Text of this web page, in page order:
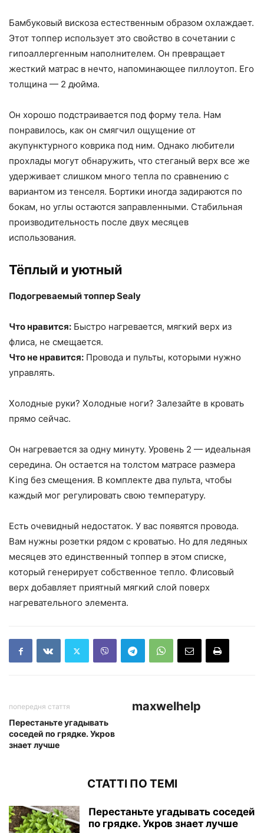
Бамбуковый вискоза естественным образом охлаждает.
Этот топпер использует это свойство в сочетании с
гипоаллергенным наполнителем. Он превращает
жесткий матрас в нечто, напоминающее пиллоутоп. Его
толщина — 2 дюйма.
Он хорошо подстраивается под форму тела. Нам
понравилось, как он смягчил ощущение от
акупунктурного коврика под ним. Однако любители
прохлады могут обнаружить, что стеганый верх все же
удерживает слишком много тепла по сравнению с
вариантом из тенселя. Бортики иногда задираются по
бокам, но углы остаются заправленными. Стабильная
производительность после двух месяцев
использования.
Тёплый и уютный
Подогреваемый топпер Sealy
Что нравится: Быстро нагревается, мягкий верх из
флиса, не смещается.
Что не нравится: Провода и пульты, которыми нужно
управлять.
Холодные руки? Холодные ноги? Залезайте в кровать
прямо сейчас.
Он нагревается за одну минуту. Уровень 2 — идеальная
середина. Он остается на толстом матрасе размера
King без смещения. В комплекте два пульта, чтобы
каждый мог регулировать свою температуру.
Есть очевидный недостаток. У вас появятся провода.
Вам нужны розетки рядом с кроватью. Но для ледяных
месяцев это единственный топпер в этом списке,
который генерирует собственное тепло. Флисовый
верх добавляет приятный мягкий слой поверх
нагревательного элемента.
попередня стаття
Перестаньте угадывать
соседей по грядке. Укров
знает лучше
maxwelhelp
СТАТТІ ПО ТЕМІ
Перестаньте угадывать соседей
по грядке. Укров знает лучше